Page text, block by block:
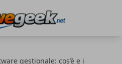
gestionale: cos’è e i